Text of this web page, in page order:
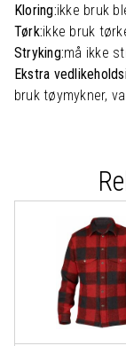
Kloring:ikke bruk
Tørk:ikke bruk
Stryking:må ikke
Ekstra
bruk tøymykner,